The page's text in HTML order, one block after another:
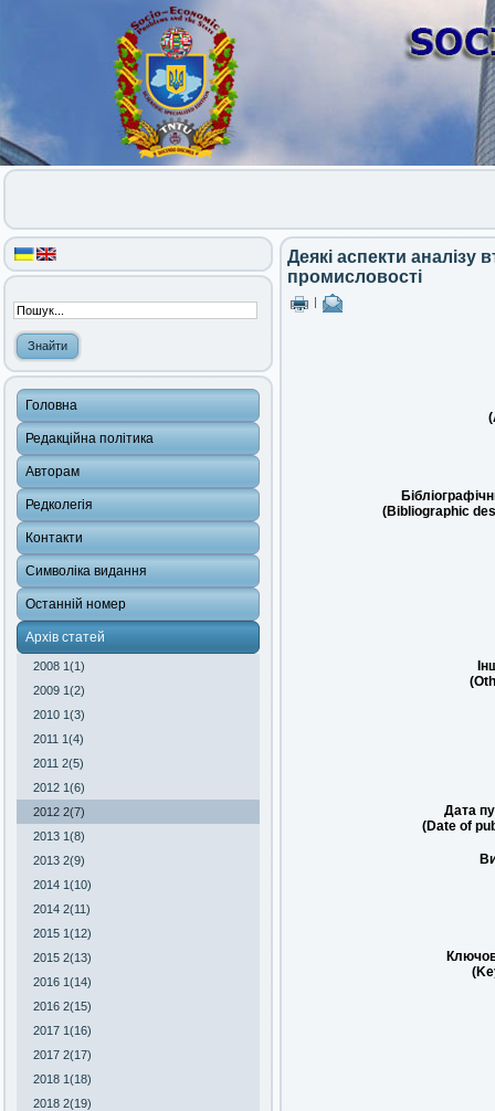
Головна
Редакційна політика
Авторам
Редколегія
Контакти
Символіка видання
Останній номер
Архів статей
2008 1(1)
2009 1(2)
2010 1(3)
2011 1(4)
2011 2(5)
2012 1(6)
2012 2(7)
2013 1(8)
2013 2(9)
2014 1(10)
2014 2(11)
2015 1(12)
2015 2(13)
2016 1(14)
2016 2(15)
2017 1(16)
2017 2(17)
2018 1(18)
2018 2(19)
Деякі аспекти аналізу
промисловості
(Bibliographic
Дата
(Date of